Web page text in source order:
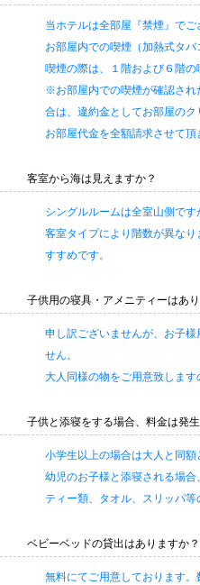
当ホテルは全部屋『禁煙』でご
お部屋内での喫煙（加熱式タバ
喫煙の際は、１階および６階の
※お部屋内での喫煙が確認され
合は、違約金としてお部屋の
お部屋代金を全額請求させて頂
客室から海は見えますか？
シングルルームは全室山側です
客室タイプにより階数が異な
すすめです。
子供用の寝具・アメニティーはあ
申し訳ございませんが、お子
せん。
大人同様の物をご用意致します
子供と添寝をする場合、料金は発
小学生以上の場合は大人と同額
幼児のお子様と添寝される場
ティー類、タオル、スリッパ等
ベビーベッドの貸出はありますか？
無料にてご用意しております